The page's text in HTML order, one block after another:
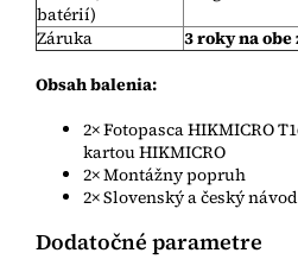
batérií)
Záruka
3 roky na
Obsah balenia:
2× Fotopasca HIKMICRO
kartou HIKMICRO
2× Montážny popruh
2× Slovenský a český
Dodatočné parametre